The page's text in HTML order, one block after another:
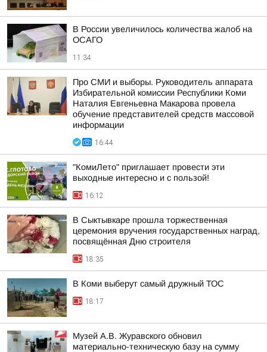
В России увеличилось количества жалоб на
ОСАГО
11:34
Про СМИ и выборы. Руководитель аппарата
Избирательной комиссии Республики Коми
Наталия Евгеньевна Макарова провела
обучение представителей средств массовой
информации
16:44
"КомиЛето" приглашает провести эти
выходные интересно и с пользой!
16:12
В Сыктывкаре прошла торжественная
церемония вручения государственных наград,
посвящённая Дню строителя
18:35
В Коми выберут самый дружный ТОС
18:17
Музей А.В. Журавского обновил
материально-техническую базу на сумму